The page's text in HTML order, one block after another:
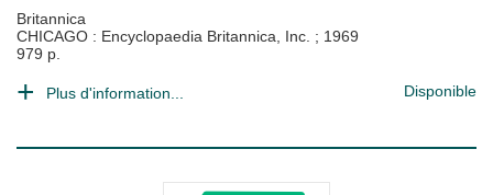
Britannica
CHICAGO : Encyclopaedia Britannica, Inc. ; 1969
979 p.
Plus d'information... Disponible